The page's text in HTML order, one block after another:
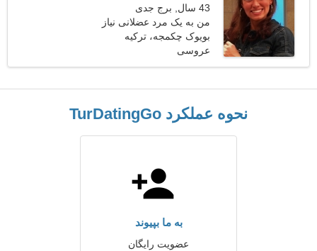
43 سال, برج جدی
من به یک مرد عضلانی نیاز
دارم تا با هم اسکی کنیم
بویوک چکمجه، ترکیه
عروسی
نحوه عملکرد TurDatingGo
به ما بپیوند
عضویت رایگان